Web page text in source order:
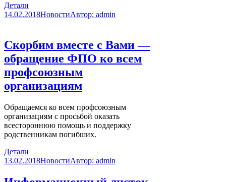
Детали
14.02.2018НовостиАвтор: admin
Скорбим вместе с Вами —
обращение ФПО ко всем
профсоюзным
организациям
Обращаемся ко всем профсоюзным
организациям с просьбой оказать
всестороннюю помощь и поддержку
родственникам погибших.
Детали
13.02.2018НовостиАвтор: admin